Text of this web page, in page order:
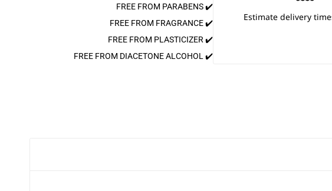
Estimate delivery
✔️ FREE FROM PARABENS
✔️ FREE FROM FRAGRANCE
✔️ FREE FROM PLASTICIZER
✔️ FREE FROM DIACETONE ALCOHOL